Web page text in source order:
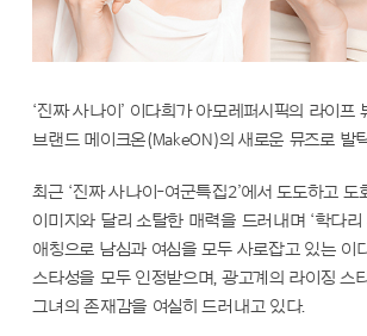
‘진짜 사나이’ 이다희가 아모레퍼시픽의 라이프
브랜드 메이크온(MakeON)의 새로운 뮤즈로 발
최근 ‘진짜 사나이-여군특집2’에서 도도하고 도
이미지와 달리 소탈한 매력을 드러내며 ‘학다리
애칭으로 남심과 여심을 모두 사로잡고 있는 이
스타성을 모두 인정받으며, 광고계의 라이징 스
그녀의 존재감을 여실히 드러내고 있다.